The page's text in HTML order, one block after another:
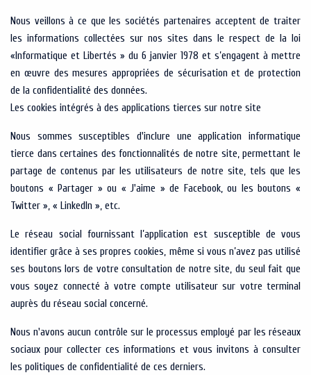
Nous veillons à ce que les sociétés partenaires acceptent de traiter
les informations collectées sur nos sites dans le respect de la loi
«Informatique et Libertés » du 6 janvier 1978 et s’engagent à mettre
en œuvre des mesures appropriées de sécurisation et de protection
de la confidentialité des données.
Les cookies intégrés à des applications tierces sur notre site
Nous sommes susceptibles d'inclure une application informatique
tierce dans certaines des fonctionnalités de notre site, permettant le
partage de contenus par les utilisateurs de notre site, tels que les
boutons « Partager » ou « J'aime » de Facebook, ou les boutons «
Twitter », « LinkedIn », etc.
Le réseau social fournissant l’application est susceptible de vous
identifier grâce à ses propres cookies, même si vous n’avez pas utilisé
ses boutons lors de votre consultation de notre site, du seul fait que
vous soyez connecté à votre compte utilisateur sur votre terminal
auprès du réseau social concerné.
Nous n'avons aucun contrôle sur le processus employé par les réseaux
sociaux pour collecter ces informations et vous invitons à consulter
les politiques de confidentialité de ces derniers.